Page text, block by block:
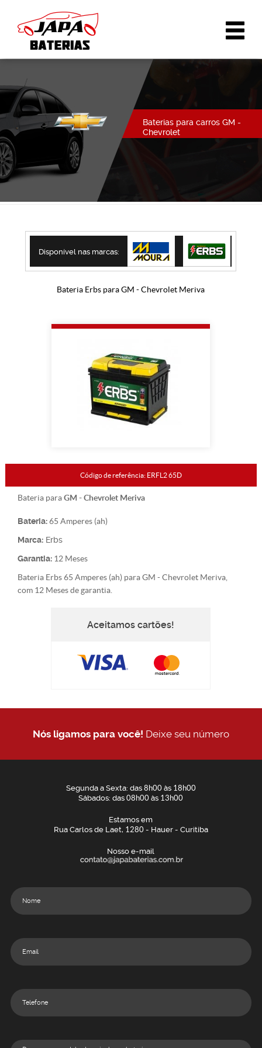
Baterias para carros GM -
Chevrolet
Disponível nas marcas:
Bateria Erbs para GM - Chevrolet Meriva
Código de referência: ERFL2 65D
Bateria paraGM - Chevrolet Meriva
Bateria:65 Amperes (ah)
Marca: Erbs
Garantia: 12 Meses
Bateria Erbs 65 Amperes (ah) para GM - Chevrolet Meriva,
com 12 Meses de garantia.
Aceitamos cartões!
Nós ligamos para você! Deixe seu número
Segunda a Sexta: das 8h00às 18h00
Sábados: das08h00 às 13h00
Estamos em
Rua Carlos de Laet, 1280- Hauer - Curitiba
Nosso e-mail